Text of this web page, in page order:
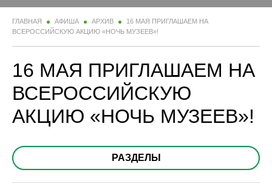
ГЛАВНАЯ АФИША АРХИВ
16 МАЯ ПРИГЛАШАЕМ НА
ВСЕРОССИЙСКУЮ АКЦИЮ «НОЧЬ МУЗЕЕВ»!
16 МАЯ ПРИГЛАШАЕМ НА
ВСЕРОССИЙСКУЮ
АКЦИЮ «НОЧЬ МУЗЕЕВ»!
РАЗДЕЛЫ